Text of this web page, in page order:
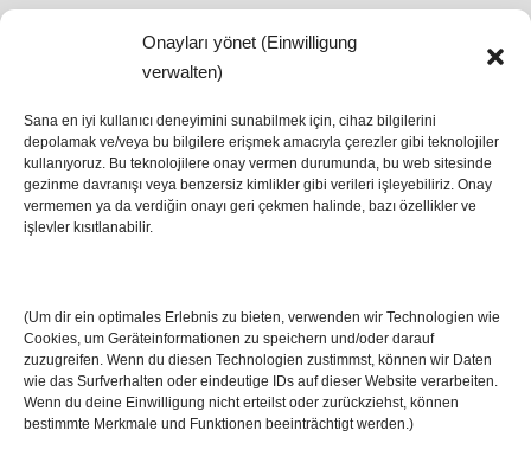
Onayları yönet (Einwilligung
verwalten)
Sana en iyi kullanıcı deneyimini sunabilmek için, cihaz bilgilerini
depolamak ve/veya bu bilgilere erişmek amacıyla çerezler gibi teknolojiler
kullanıyoruz. Bu teknolojilere onay vermen durumunda, bu web sitesinde
gezinme davranışı veya benzersiz kimlikler gibi verileri işleyebiliriz. Onay
vermemen ya da verdiğin onayı geri çekmen halinde, bazı özellikler ve
işlevler kısıtlanabilir.
(Um dir ein optimales Erlebnis zu bieten, verwenden wir Technologien wie
Cookies, um Geräteinformationen zu speichern und/oder darauf
zuzugreifen. Wenn du diesen Technologien zustimmst, können wir Daten
wie das Surfverhalten oder eindeutige IDs auf dieser Website verarbeiten.
Wenn du deine Einwilligung nicht erteilst oder zurückziehst, können
bestimmte Merkmale und Funktionen beeinträchtigt werden.)
SON HABERLER
İstanbul’da Avrupa Ligi Finali: Freiburg ve Aston
Villa Boğaz’da Tarih Yazmaya Hazırlanıyor
08 May 2026
17 Nis 2026